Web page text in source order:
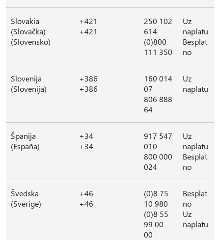
Slovakia
(Slovačka)
(Slovensko)
+421
+421
250 102
614
(0)800
111 350
Uz
naplatu
Besplat
no
Slovenija
(Slovenija)
+386
+386
160 014
07
806 888
64
Uz
naplatu
Španija
(España)
+34
+34
917 547
010
800 000
024
Uz
naplatu
Besplat
no
Švedska
(Sverige)
+46
+46
(0)8 75
10 980
(0)8 55
99 00
00
Besplat
no
Uz
naplatu